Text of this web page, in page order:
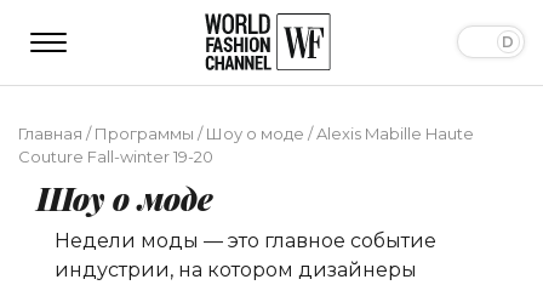
Главная /Программы /Шоу о моде /Alexis Mabille Haute
Couture Fall-winter 19-20
Шоу о моде
Недели моды — это главное событие
индустрии, на котором дизайнеры